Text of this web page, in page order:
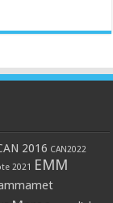
2016 CAN2022
2021 EMM